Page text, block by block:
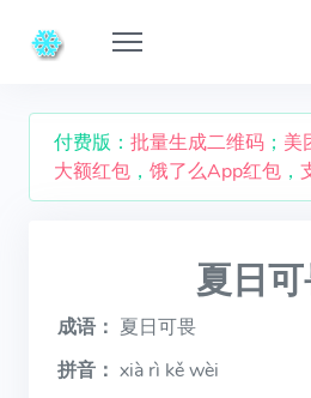
付费版： 批量生成二维码 ； 美
大额红包 ， 饿了么App红包 ，
夏日
成语： 夏日可畏
拼音： xià rì kě wèi